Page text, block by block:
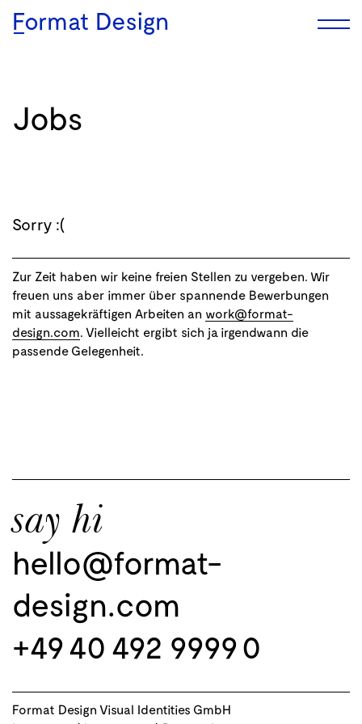
Format Design
Jobs
Sorry :(
Zur Zeit haben wir keine freien Stellen zu vergeben. Wir
freuen uns aber immer über spannende Bewerbungen
mit aussagekräftigen Arbeiten an work@format-
design.com. Vielleicht ergibt sich ja irgendwann die
passende Gelegenheit.
say hi
hello@format-
design.com
+49 40 492 9999 0
Format Design Visual Identities GmbH